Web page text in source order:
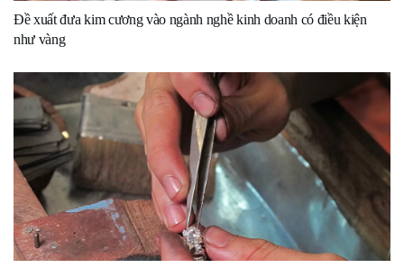
Đề xuất đưa kim cương vào ngành nghề kinh doanh có điều kiện
như vàng